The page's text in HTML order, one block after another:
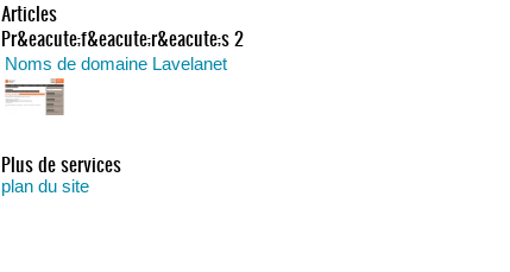
Articles
Pr&eacute;f&eacute;r&eacute;s 2
Noms de domaine Lavelanet
Plus de services
plan du site